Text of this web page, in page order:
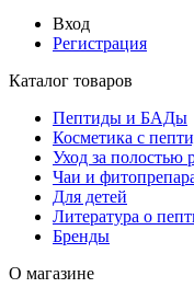
Вход
Регистрация
Каталог товаров
Пептиды и БАДы
Косметика с
Уход за полостью
Чаи и
Для детей
Литература о
Бренды
О магазине